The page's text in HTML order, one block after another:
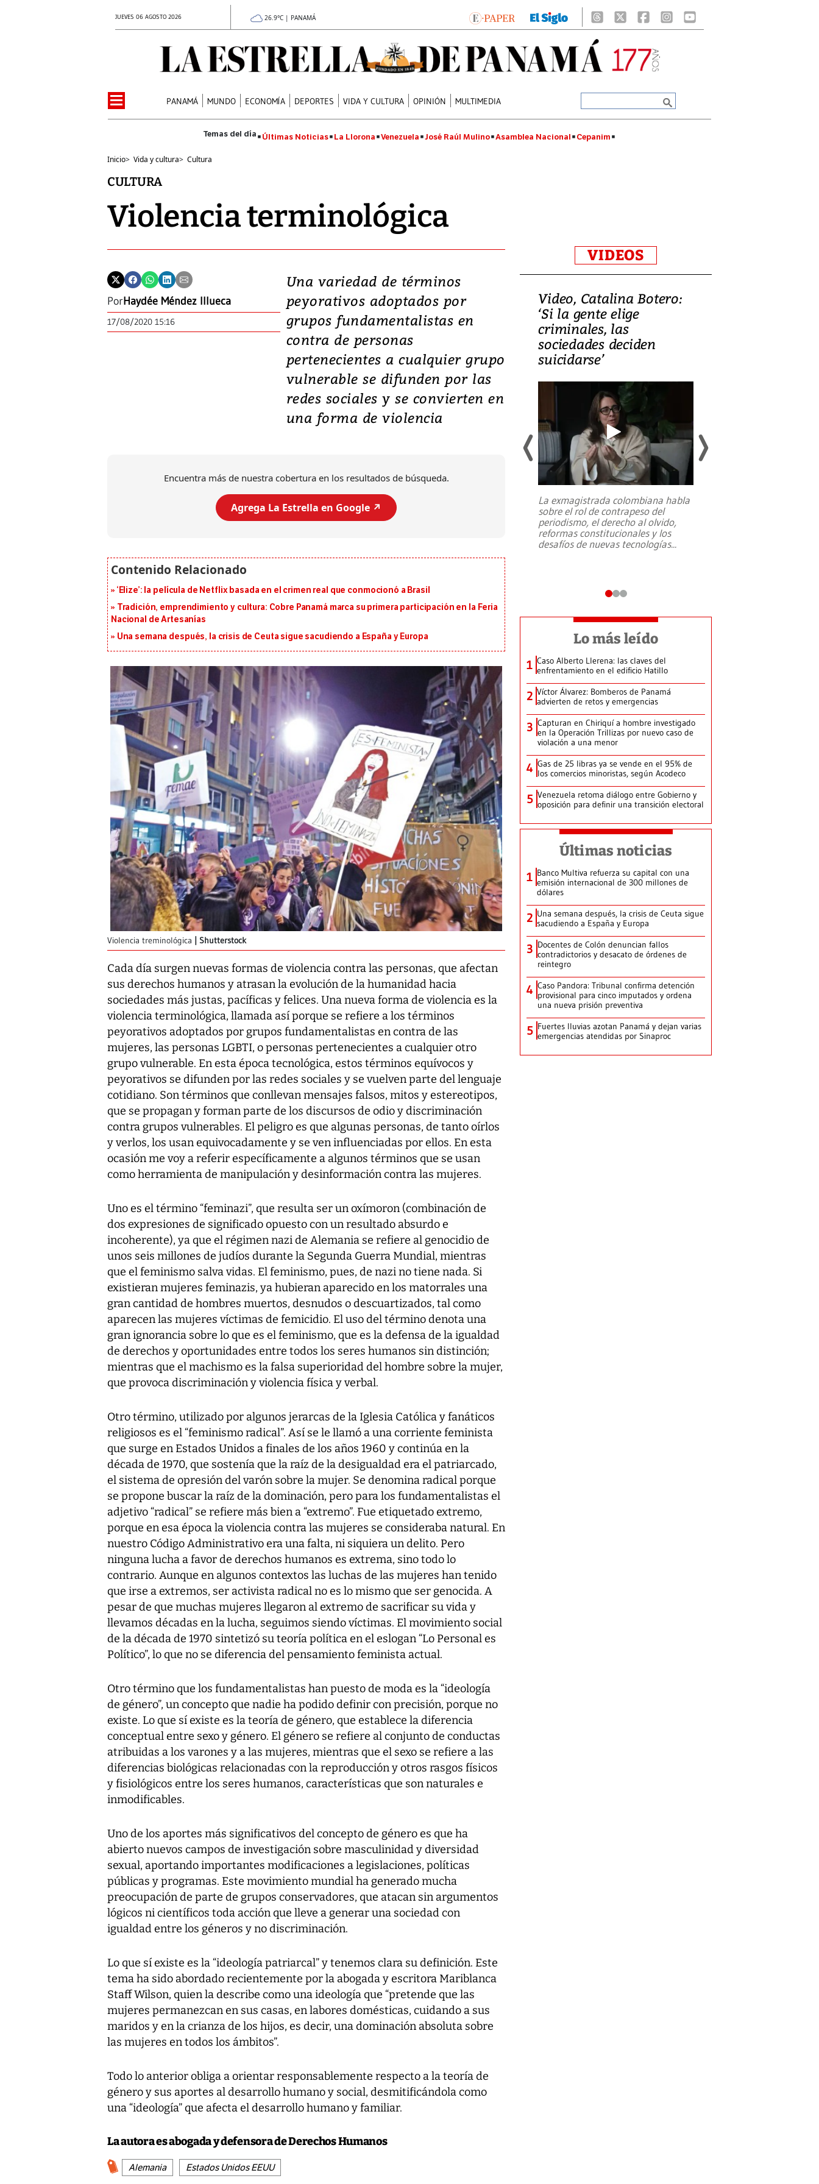
JUEVES 06 AGOSTO 2026 26.9°C | PANAMÁ
PANAMÁ MUNDO ECONOMÍA DEPORTES VIDA Y CULTURA OPINIÓN MULTIMEDIA
Últimas Noticias La Llorona Venezuela José Raúl Mulino Asamblea Nacional Cepanim
Inicio> Vida y cultura> Cultura
CULTURA
Violencia terminológica
PorHaydée Méndez Illueca
17/08/2020 15:16
Una variedad de términos
peyorativos adoptados por
grupos fundamentalistas en
contra de personas
pertenecientes a cualquier grupo
vulnerable se difunden por las
redes sociales y se convierten en
una forma de violencia
Encuentra más de nuestra cobertura en los resultados de búsqueda.
Agrega La Estrella en Google ↗️
‘Elize’: la película de Netflix basada en el crimen real que conmocionó a Brasil
Tradición, emprendimiento y cultura: Cobre Panamá marca su primera participación en la Feria
Nacional de Artesanías
Una semana después, la crisis de Ceuta sigue sacudiendo a España y Europa
Violencia treminológica Shutterstock
Cada día surgen nuevas formas de violencia contra las personas, que afectan
sus derechos humanos y atrasan la evolución de la humanidad hacia
sociedades más justas, pacíficas y felices. Una nueva forma de violencia es la
violencia terminológica, llamada así porque se refiere a los términos
peyorativos adoptados por grupos fundamentalistas en contra de las
mujeres, las personas LGBTI, o personas pertenecientes a cualquier otro
grupo vulnerable. En esta época tecnológica, estos términos equívocos y
peyorativos se difunden por las redes sociales y se vuelven parte del lenguaje
cotidiano. Son términos que conllevan mensajes falsos, mitos y estereotipos,
que se propagan y forman parte de los discursos de odio y discriminación
contra grupos vulnerables. El peligro es que algunas personas, de tanto oírlos
y verlos, los usan equivocadamente y se ven influenciadas por ellos. En esta
ocasión me voy a referir específicamente a algunos términos que se usan
como herramienta de manipulación y desinformación contra las mujeres.
Uno es el término “feminazi”, que resulta ser un oxímoron (combinación de
dos expresiones de significado opuesto con un resultado absurdo e
incoherente), ya que el régimen nazi de Alemania se refiere al genocidio de
unos seis millones de judíos durante la Segunda Guerra Mundial, mientras
que el feminismo salva vidas. El feminismo, pues, de nazi no tiene nada. Si
existieran mujeres feminazis, ya hubieran aparecido en los matorrales una
gran cantidad de hombres muertos, desnudos o descuartizados, tal como
aparecen las mujeres víctimas de femicidio. El uso del término denota una
gran ignorancia sobre lo que es el feminismo, que es la defensa de la igualdad
de derechos y oportunidades entre todos los seres humanos sin distinción;
mientras que el machismo es la falsa superioridad del hombre sobre la mujer,
que provoca discriminación y violencia física y verbal.
Otro término, utilizado por algunos jerarcas de la Iglesia Católica y fanáticos
religiosos es el “feminismo radical”. Así se le llamó a una corriente feminista
que surge en Estados Unidos a finales de los años 1960 y continúa en la
década de 1970, que sostenía que la raíz de la desigualdad era el patriarcado,
el sistema de opresión del varón sobre la mujer. Se denomina radical porque
se propone buscar la raíz de la dominación, pero para los fundamentalistas el
adjetivo “radical” se refiere más bien a “extremo”. Fue etiquetado extremo,
porque en esa época la violencia contra las mujeres se consideraba natural. En
nuestro Código Administrativo era una falta, ni siquiera un delito. Pero
ninguna lucha a favor de derechos humanos es extrema, sino todo lo
contrario. Aunque en algunos contextos las luchas de las mujeres han tenido
que irse a extremos, ser activista radical no es lo mismo que ser genocida. A
pesar de que muchas mujeres llegaron al extremo de sacrificar su vida y
llevamos décadas en la lucha, seguimos siendo víctimas. El movimiento social
de la década de 1970 sintetizó su teoría política en el eslogan “Lo Personal es
Político”, lo que no se diferencia del pensamiento feminista actual.
Otro término que los fundamentalistas han puesto de moda es la “ideología
de género”, un concepto que nadie ha podido definir con precisión, porque no
existe. Lo que sí existe es la teoría de género, que establece la diferencia
conceptual entre sexo y género. El género se refiere al conjunto de conductas
atribuidas a los varones y a las mujeres, mientras que el sexo se refiere a las
diferencias biológicas relacionadas con la reproducción y otros rasgos físicos
y fisiológicos entre los seres humanos, características que son naturales e
inmodificables.
Uno de los aportes más significativos del concepto de género es que ha
abierto nuevos campos de investigación sobre masculinidad y diversidad
sexual, aportando importantes modificaciones a legislaciones, políticas
públicas y programas. Este movimiento mundial ha generado mucha
preocupación de parte de grupos conservadores, que atacan sin argumentos
lógicos ni científicos toda acción que lleve a generar una sociedad con
igualdad entre los géneros y no discriminación.
Lo que sí existe es la “ideología patriarcal” y tenemos clara su definición. Este
tema ha sido abordado recientemente por la abogada y escritora Mariblanca
Staff Wilson, quien la describe como una ideología que “pretende que las
mujeres permanezcan en sus casas, en labores domésticas, cuidando a sus
maridos y en la crianza de los hijos, es decir, una dominación absoluta sobre
las mujeres en todos los ámbitos”.
Todo lo anterior obliga a orientar responsablemente respecto a la teoría de
género y sus aportes al desarrollo humano y social, desmitificándola como
una “ideología” que afecta el desarrollo humano y familiar.
La autora es abogada y defensora de Derechos Humanos
Alemania Estados Unidos EEUU
VIDEOS
Video, Japón: Terremoto
deja heridos y graves
daños en Kumamoto
7,1 se registró este martes 28 de
julio en la prefectura de Kumamoto,
al sur de Japón, provocando una
emergencia de gran
Video, Catalina Botero:
‘Si la gente elige
criminales, las
sociedades deciden
suicidarse’
La exmagistrada colombiana habla
sobre el rol de contrapeso del
periodismo, el derecho al olvido,
reformas constitucionales y los
desafíos de nuevas tecnologías...
Lo más leído
1 Caso Alberto Llerena: las claves del
enfrentamiento en el edificio Hatillo
2 Víctor Álvarez: Bomberos de Panamá
advierten de retos y emergencias
3 Capturan en Chiriquí a hombre investigado
en la Operación Trillizas por nuevo caso de
violación a una menor
4 Gas de 25 libras ya se vende en el 95% de
los comercios minoristas, según Acodeco
5 Venezuela retoma diálogo entre Gobierno y
oposición para definir una transición electoral
Últimas noticias
1 Banco Multiva refuerza su capital con una
emisión internacional de 300 millones de
dólares
2 Una semana después, la crisis de Ceuta sigue
sacudiendo a España y Europa
3 Docentes de Colón denuncian fallos
contradictorios y desacato de órdenes de
reintegro
4 Caso Pandora: Tribunal confirma detención
provisional para cinco imputados y ordena
una nueva prisión preventiva
5 Fuertes lluvias azotan Panamá y dejan varias
emergencias atendidas por Sinaproc